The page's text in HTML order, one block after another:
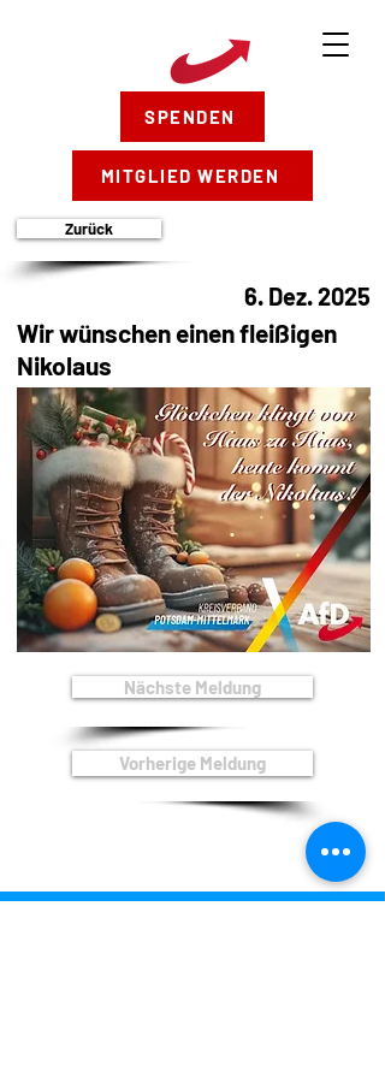
SPENDEN
MITGLIED WERDEN
Zurück
6. Dez. 2025
Wir wünschen einen fleißigen
Nikolaus
Nächste Meldung
Vorherige Meldung